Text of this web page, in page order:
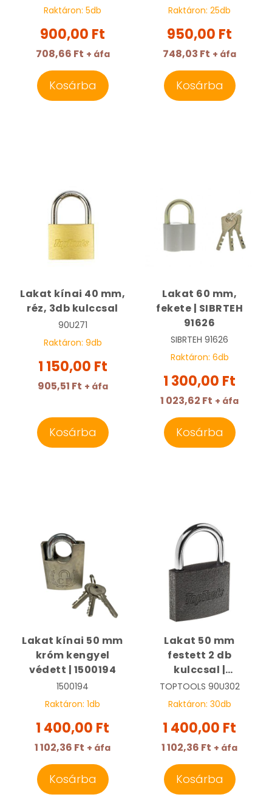
Raktáron: 5db
900,00 Ft
708,66 Ft + áfa
Kosárba
Raktáron: 25db
950,00 Ft
748,03 Ft + áfa
Kosárba
Lakat kínai 40 mm,
réz, 3db kulccsal
90U271
Raktáron: 9db
1 150,00 Ft
905,51 Ft + áfa
Kosárba
Lakat 60 mm,
fekete | SIBRTEH
91626
SIBRTEH 91626
Raktáron: 6db
1 300,00 Ft
1 023,62 Ft + áfa
Kosárba
Lakat kínai 50 mm
króm kengyel
védett | 1500194
1500194
Raktáron: 1db
1 400,00 Ft
1 102,36 Ft + áfa
Kosárba
Lakat 50 mm
festett 2 db
kulccsal |
TOPTOOLS 90U302
TOPTOOLS 90U302
Raktáron: 30db
1 400,00 Ft
1 102,36 Ft + áfa
Kosárba